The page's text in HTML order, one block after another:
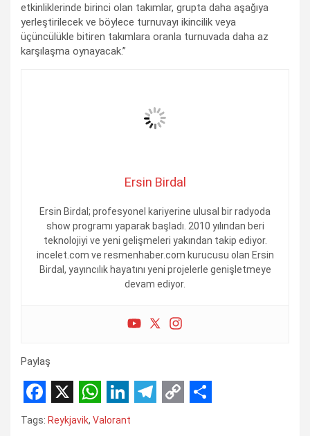
etkinliklerinde birinci olan takımlar, grupta daha aşağıya
yerleştirilecek ve böylece turnuvayı ikincilik veya
üçüncülükle bitiren takımlara oranla turnuvada daha az
karşılaşma oynayacak.”
Ersin Birdal
Ersin Birdal; profesyonel kariyerine ulusal bir radyoda
show programı yaparak başladı. 2010 yılından beri
teknolojiyi ve yeni gelişmeleri yakından takip ediyor.
incelet.com ve resmenhaber.com kurucusu olan Ersin
Birdal, yayıncılık hayatını yeni projelerle genişletmeye
devam ediyor.
Paylaş
F X W L
Tags: Reykjavik, Valorant